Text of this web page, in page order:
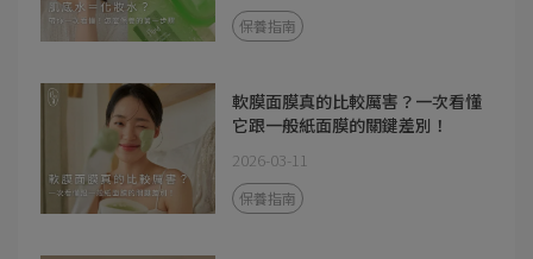
保養指南
軟膜面膜真的比較厲害？一次看懂
它跟一般紙面膜的關鍵差別！
2026-03-11
保養指南